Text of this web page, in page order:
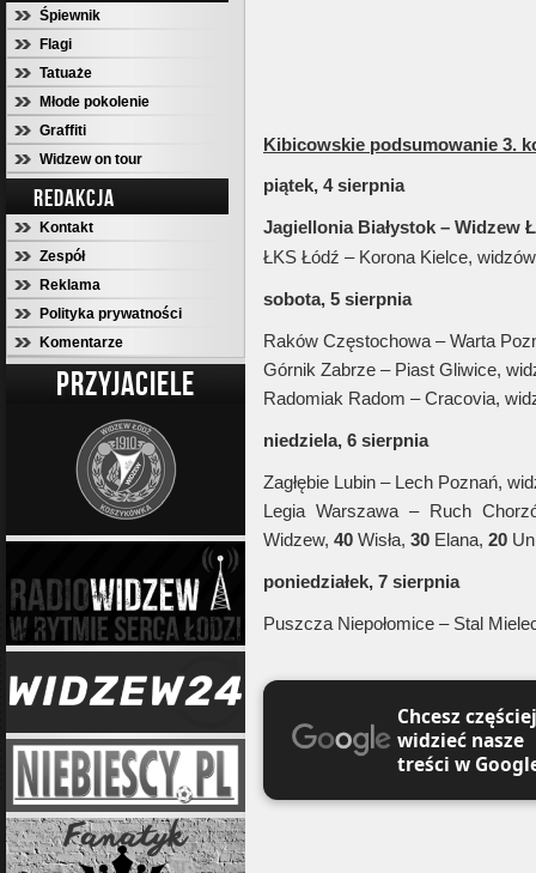
Śpiewnik
Flagi
Tatuaże
Młode pokolenie
Graffiti
Widzew on tour
REDAKCJA
Kontakt
Zespół
Reklama
Polityka prywatności
Komentarze
PRZYJACIELE
Kibicowskie podsumowanie 3.
piątek, 4 sierpnia
Jagiellonia Białystok – Widzew
ŁKS Łódź – Korona Kielce,
sobota, 5 sierpnia
Raków Częstochowa – Warta
Górnik Zabrze – Piast Gliwice,
Radomiak Radom – Cracovia,
niedziela, 6 sierpnia
Zagłębie Lubin – Lech Poznań,
Legia Warszawa – Ruch
Widzew, 40 Wisła, 30 Elana, 20
poniedziałek, 7 sierpnia
Puszcza Niepołomice – Stal
Chcesz częściej
widzieć nasze
treści w